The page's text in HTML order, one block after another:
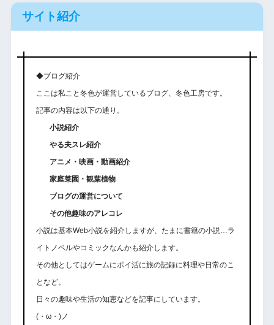
サイト紹介
◆ブログ紹介
ここは私こと冬色が運営しているブログ、冬色工房です。
記事の内容は以下の通り。
小説紹介
やる夫スレ紹介
アニメ・映画・動画紹介
家庭菜園・観葉植物
ブログの運営について
その他趣味のアレコレ
小説は基本Web小説を紹介しますが、たまに書籍の小説…ラ
イトノベルやコミックなんかも紹介します。
その他としてはゲームにポイ活に旅の記録に料理や日常のこ
となど。
日々の趣味や生活の知恵などを記事にしています。
(・ω・)ノ